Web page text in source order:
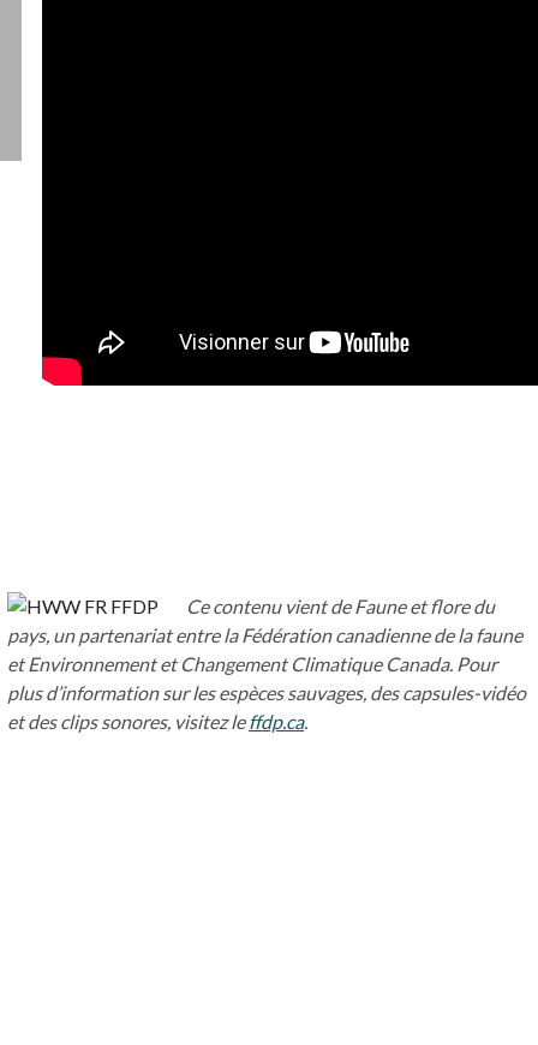
Ce contenu vient de Faune et flore du
pays, un partenariat entre la Fédération canadienne de la faune
et Environnement et Changement Climatique Canada. Pour
plus d’information sur les espèces sauvages, des capsules-vidéo
et des clips sonores, visitez leffdp.cas’ouvre dans un nouvel
.